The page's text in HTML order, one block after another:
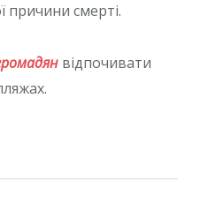
причини смерті.
відпочивати